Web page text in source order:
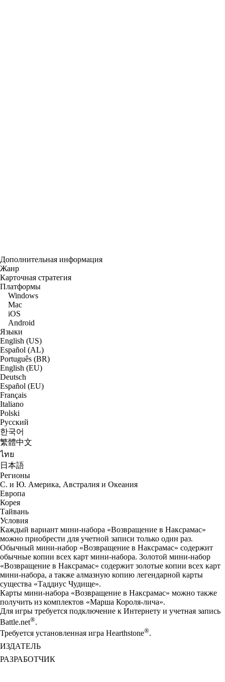
Дополнительная информация
Жанр
Карточная стратегия
Платформы
Windows
Mac
iOS
Android
Языки
English (US)
Español (AL)
Português (BR)
English (EU)
Deutsch
Español (EU)
Français
Italiano
Polski
Русский
한국어
繁體中文
ไทย
日本語
Регионы
С. и Ю. Америка, Австралия и Океания
Европа
Корея
Тайвань
Условия
Каждый вариант мини-набора «Возвращение в Наксрамас»
можно приобрести для учетной записи только один раз.
Обычный мини-набор «Возвращение в Наксрамас» содержит
обычные копии всех карт мини-набора. Золотой мини-набор
«Возвращение в Наксрамас» содержит золотые копии всех карт
мини-набора, а также алмазную копию легендарной карты
существа «Таддиус Чудище».
Карты мини-набора «Возвращение в Наксрамас» можно также
получить из комплектов «Марша Короля-лича».
Для игры требуется подключение к Интернету и учетная запись
Battle.net®.
Требуется установленная игра Hearthstone®.
ИЗДАТЕЛЬ
РАЗРАБОТЧИК